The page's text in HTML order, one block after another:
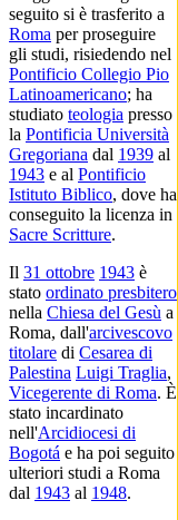
seguito si è trasferito a
Roma per proseguire
gli studi, risiedendo nel
Pontificio Collegio Pio
Latinoamericano; ha
studiato teologia presso
la Pontificia Università
Gregoriana dal 1939 al
1943 e al Pontificio
Istituto Biblico, dove ha
conseguito la licenza in
Sacre Scritture.
Il 31 ottobre 1943 è
stato ordinato presbitero
nella Chiesa del Gesù a
Roma, dall'arcivescovo
titolare di Cesarea di
Palestina Luigi Traglia,
Vicegerente di Roma. È
stato incardinato
nell'Arcidiocesi di
Bogotá e ha poi seguito
ulteriori studi a Roma
dal 1943 al 1948.